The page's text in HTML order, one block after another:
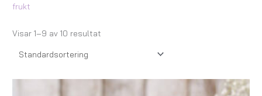
frukt
Visar 1–9 av 10 resultat
Prisintervall: